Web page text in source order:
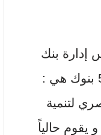
بنك
القاهرة عن تحالف بنكي يضم 5 بنوك هي :
لتنمية
يقوم حالياً